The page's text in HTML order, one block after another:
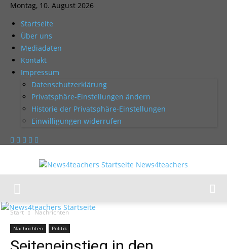
Montag, 10. August 2026
Startseite
Über uns
Mediadaten
Kontakt
Impressum
Datenschutzerklärung
Privatsphäre-Einstellungen ändern
Historie der Privatsphäre-Einstellungen
Einwilligungen widerrufen
News4teachers
Start Nachrichten
Nachrichten Politik